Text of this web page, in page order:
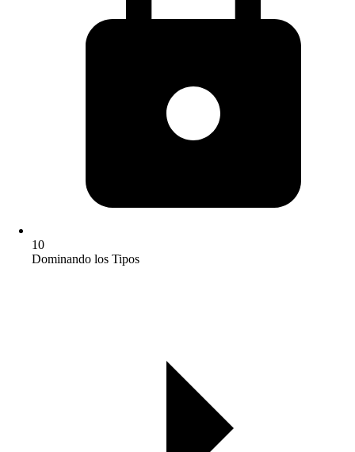
10
Dominando los Tipos